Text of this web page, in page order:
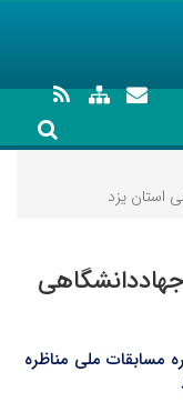
استان یزد
مسابقات ملی مناظره